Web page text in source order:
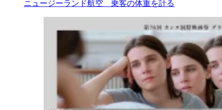
ニュージーランド航空 乗客の体重を計る